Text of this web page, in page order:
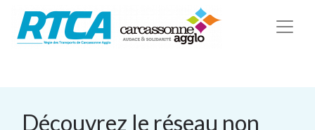
Découvrez le réseau non